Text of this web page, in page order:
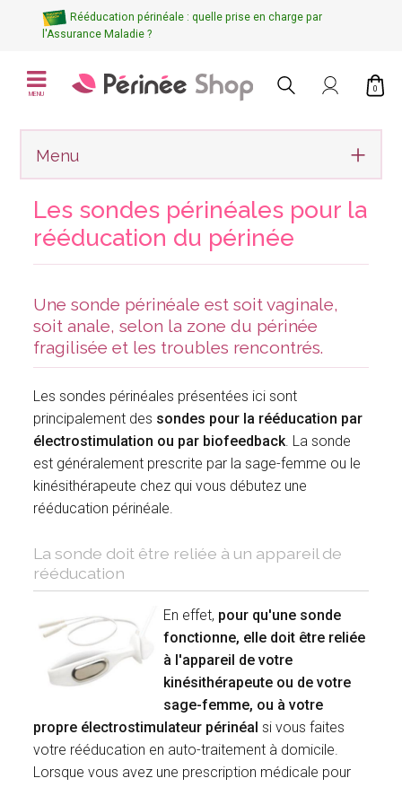
Rééducation périnéale : quelle prise en charge par
l'Assurance Maladie ?
MENU
0
Les sondes périnéales pour la
rééducation du périnée
Une sonde périnéale est soit vaginale,
soit anale, selon la zone du périnée
fragilisée et les troubles rencontrés.
Les sondes périnéales présentées ici sont
principalement des sondes pour la rééducation par
électrostimulation ou par biofeedback. La sonde
est généralement prescrite par la sage-femme ou le
kinésithérapeute chez qui vous débutez une
rééducation périnéale.
La sonde doit être reliée à un appareil de
rééducation
En effet, pour qu'une sonde
fonctionne, elle doit être reliée
à l'appareil de votre
kinésithérapeute ou de votre
sage-femme, ou à votre
propre électrostimulateur périnéal si vous faites
votre rééducation en auto-traitement à domicile.
Lorsque vous avez une prescription médicale pour
Menu